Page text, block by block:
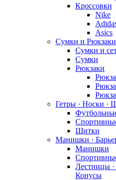
Кроссовки
Nike
Asics
Сумки и Рюкзаки
Сумки и
Сумки
Рюкзаки
Гетры · Носки ·
Щитки
Манишки ·
Манишки
Лестницы
Конусы